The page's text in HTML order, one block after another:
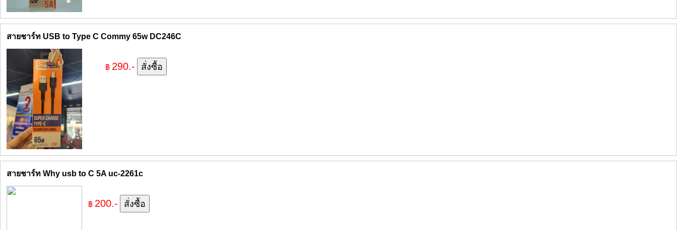
สายชาร์ท USB to Type C Commy 65w DC246C
฿ 290.-
สายชาร์ท Why usb to C 5A uc-2261c
฿ 200.-